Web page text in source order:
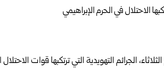
الجرائم التهويدية التي ترتكبها قوات الاحتلال